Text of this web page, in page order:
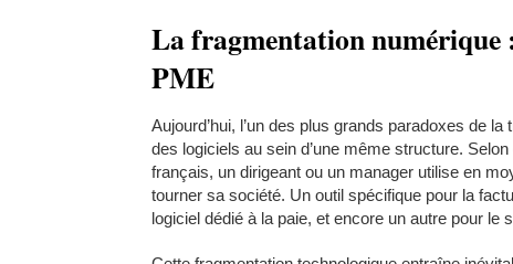
La fragmentation numérique
PME
Aujourd’hui, l’un des plus grands paradoxes de
des logiciels au sein d’une même structure.
français, un dirigeant ou un manager utilise en
tourner sa société. Un outil spécifique pour la
logiciel dédié à la paie, et encore un autre pour le